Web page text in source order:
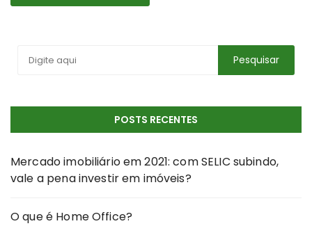
POSTS RECENTES
Mercado imobiliário em 2021: com SELIC subindo,
vale a pena investir em imóveis?
O que é Home Office?